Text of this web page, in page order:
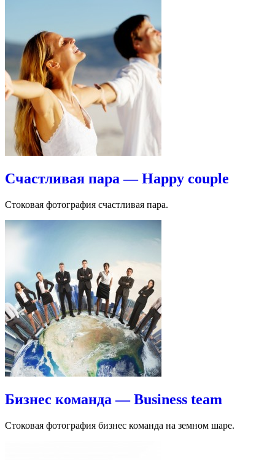
Счастливая пара — Happy couple
Стоковая фотография счастливая пара.
Бизнес команда — Business team
Стоковая фотография бизнес команда на земном шаре.